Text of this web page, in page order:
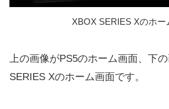
XBOX SERIES Xのホー
上の画像がPS5のホーム画面、下
SERIES Xのホーム画面です。